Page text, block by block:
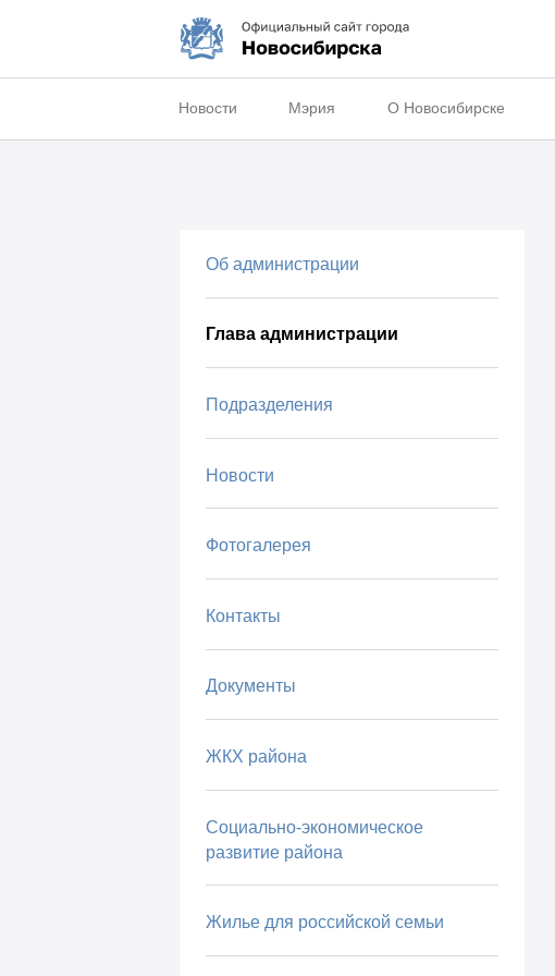
Новости Мэрия О Новосибирске
Об администрации
Глава администрации
Подразделения
Новости
Фотогалерея
Контакты
Документы
ЖКХ района
Социально-экономическое
развитие района
Жилье для российской семьи